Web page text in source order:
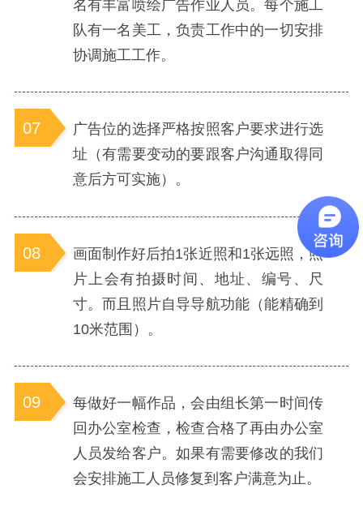
名有丰富喷绘广告作业人员。每个施工
队有一名美工，负责工作中的一切安排
协调施工工作。
07
广告位的选择严格按照客户要求进行选
址（有需要变动的要跟客户沟通取得同
意后方可实施）。
08
画面制作好后拍1张近照和1张远照，照
片上会有拍摄时间、地址、编号、尺
寸。而且照片自导导航功能（能精确到
10米范围）。
09
每做好一幅作品，会由组长第一时间传
回办公室检查，检查合格了再由办公室
人员发给客户。如果有需要修改的我们
会安排施工人员修复到客户满意为止。